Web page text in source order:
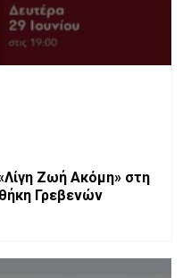
Ζωή Ακόμη» στη
Γρεβενών